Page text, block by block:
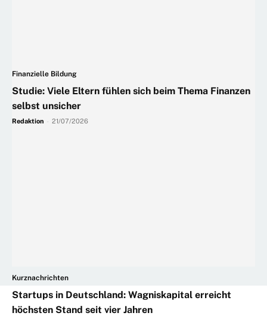
Finanzielle Bildung
Studie: Viele Eltern fühlen sich beim Thema Finanzen
selbst unsicher
Redaktion 21/07/2026
Kurznachrichten
Startups in Deutschland: Wagniskapital erreicht
höchsten Stand seit vier Jahren